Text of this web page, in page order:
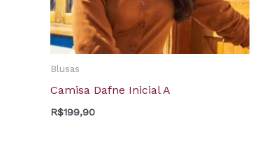
Blusas
Camisa Dafne Inicial A
R$199,90